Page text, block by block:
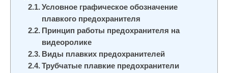
Условное графическое обозначение
плавкого предохранителя
Принцип работы предохранителя на
видеоролике
Виды плавких предохранителей
Трубчатые плавкие предохранители